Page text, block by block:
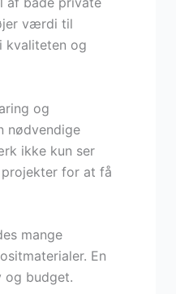
værdi til
kvaliteten og
og
nødvendige
ikke kun ser
for at få
mange
En
og budget.